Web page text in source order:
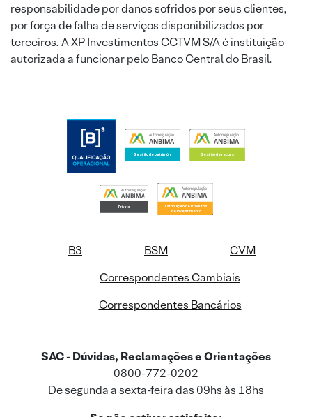
responsabilidade por danos sofridos por seus clientes,
por força de falha de serviços disponibilizados por
terceiros. A XP Investimentos CCTVM S/A é instituição
autorizada a funcionar pelo Banco Central do Brasil.
B3 BSM
CVM
Correspondentes Cambiais
Correspondentes Bancários
SAC - Dúvidas, Reclamações e Orientações
0800-772-0202
De segunda a sexta-feira das 09hs às 18hs